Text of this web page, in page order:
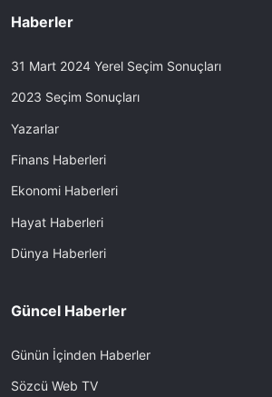
Haberler
31 Mart 2024 Yerel Seçim Sonuçları
2023 Seçim Sonuçları
Yazarlar
Finans Haberleri
Ekonomi Haberleri
Hayat Haberleri
Dünya Haberleri
Güncel Haberler
Günün İçinden Haberler
Sözcü Web TV